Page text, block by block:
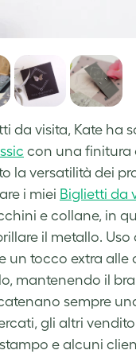
da visita, Kate ha
con una finitura
la versatilità dei
i miei Biglietti da
e collane, in
il metallo. Uso
un tocco extra alle
mantenendo il
sempre
gli altri
e alcuni